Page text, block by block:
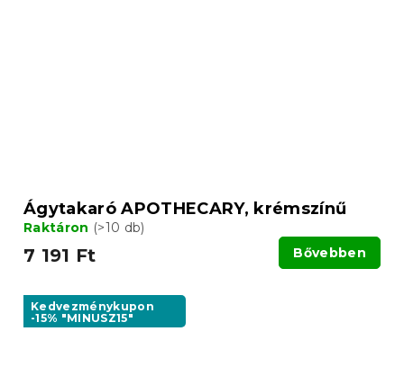
Ágytakaró APOTHECARY, krémszínű
Raktáron (>10 db)
7 191 Ft Bővebben
Kedvezménykupon
-15% "MINUSZ15"